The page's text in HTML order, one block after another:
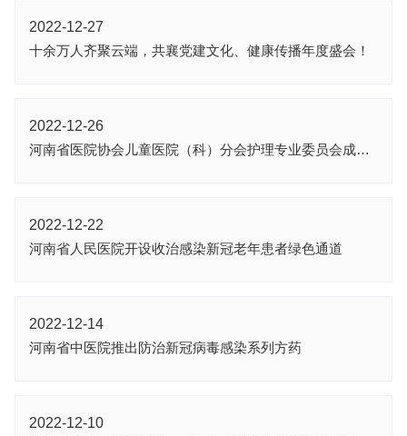
2022-12-27
十余万人齐聚云端，共襄党建文化、健康传播年度盛会！
2022-12-26
河南省医院协会儿童医院（科）分会护理专业委员会成立暨中原儿科护理论坛顺利召开
2022-12-22
河南省人民医院开设收治感染新冠老年患者绿色通道
2022-12-14
河南省中医院推出防治新冠病毒感染系列方药
2022-12-10